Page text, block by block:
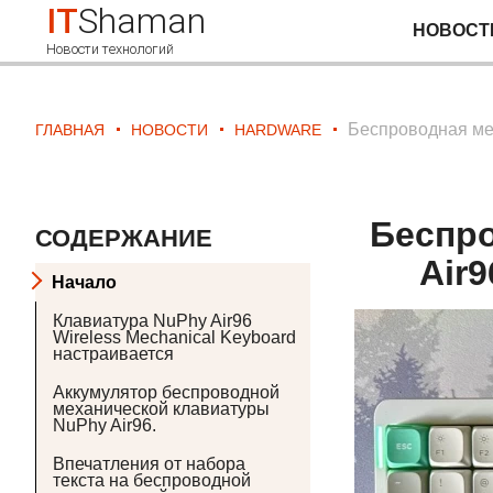
ITShaman
Новости технологий
ГЛАВНАЯ НОВОСТИ HARDWARE Беспроводная
СОДЕРЖАНИЕ
Начало
Клавиатура NuPhy Air96
Wireless Mechanical Keyboard
настраивается
Аккумулятор беспроводной
механической клавиатуры
NuPhy Air96.
Впечатления от набора
текста на беспроводной